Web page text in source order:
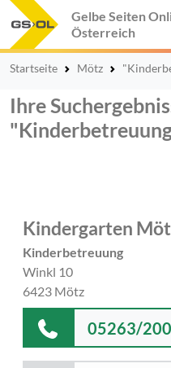
Gelbe Seiten
Österreich
Startseite Mötz
Ihre
Kindergarten
Kinderbetreuung
Winkl 10
6423 Mötz
05263/